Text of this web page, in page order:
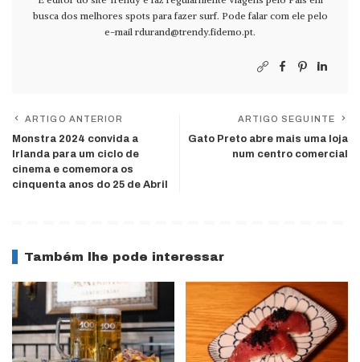
busca dos melhores spots para fazer surf. Pode falar com ele pelo
e-mail rdurand@trendy.fidemo.pt.
ARTIGO ANTERIOR
Monstra 2024 convida a
Irlanda para um ciclo de
cinema e comemora os
cinquenta anos do 25 de Abril
ARTIGO SEGUINTE
Gato Preto abre mais uma loja
num centro comercial
Também lhe pode interessar